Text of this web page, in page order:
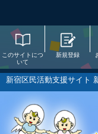
このサイトにつ
いて
新規登録
新宿区民活動支援サイト